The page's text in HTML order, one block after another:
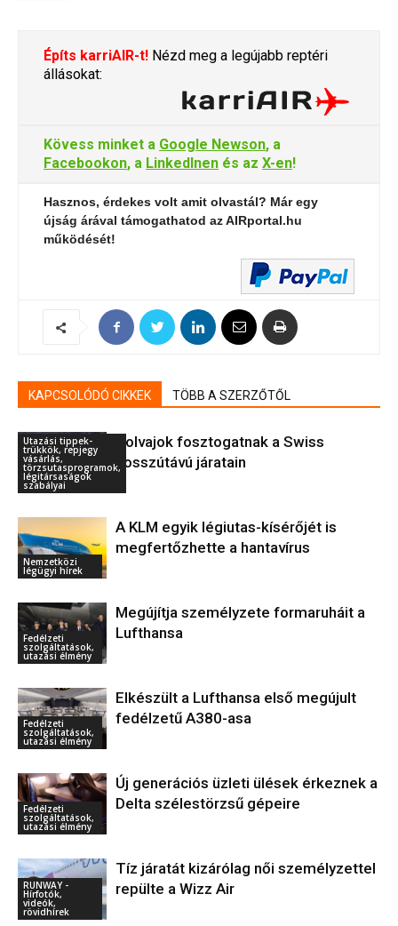
Építs karriAIR-t! Nézd meg a legújabb reptéri
állásokat:
Kövess minket a Google Newson, a
Facebookon, a LinkedInen és az X-en!
Hasznos, érdekes volt amit olvastál? Már egy
újság árával támogathatod az AIRportal.hu
működését!
KAPCSOLÓDÓ CIKKEK TÖBB A SZERZŐTŐL
Utazási tippek-
trükkök, repjegy
vásárlás,
törzsutasprogramok,
légitársaságok
szabályai
Tolvajok fosztogatnak a Swiss
hosszútávú járatain
Nemzetközi
légügyi hírek
A KLM egyik légiutas-kísérőjét is
megfertőzhette a hantavírus
Fedélzeti
szolgáltatások,
utazási élmény
Megújítja személyzete formaruháit a
Lufthansa
Fedélzeti
szolgáltatások,
utazási élmény
Elkészült a Lufthansa első megújult
fedélzetű A380-asa
Fedélzeti
szolgáltatások,
utazási élmény
Új generációs üzleti ülések érkeznek a
Delta szélestörzsű gépeire
RUNWAY -
Hírfotók,
videók,
rövidhírek
Tíz járatát kizárólag női személyzettel
repülte a Wizz Air